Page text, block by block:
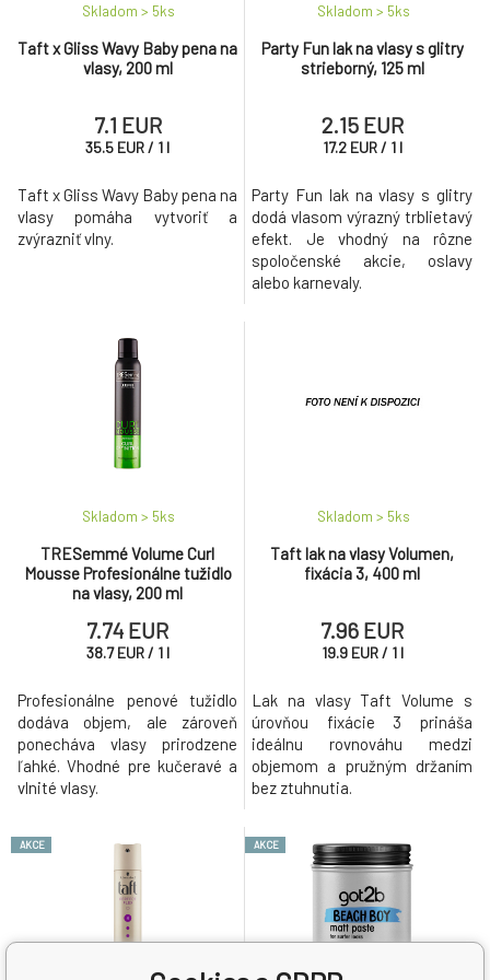
ml
5.38 EUR
Taft lak na vlasy Power Mega, fixácia 5, 400
Taft x Gliss Wavy Baby pena na
vlasy, 200 ml
Skladom > 5ks
7.1 EUR
35.5 EUR/ 1 l
Taft x Gliss Wavy Baby pena na
vlasy pomáha vytvoriť a
zvýrazniť vlny.
Party Fun lak na vlasy s glitry
strieborný, 125 ml
Skladom > 5ks
2.15 EUR
17.2 EUR / 1 l
Party Fun lak na vlasy s glitry
dodá vlasom výrazný trblietavý
efekt. Je vhodný na rôzne
spoločenské akcie, oslavy
alebo karnevaly.
TRESemmé Volume Curl
Mousse Profesionálne tužidlo
na vlasy, 200 ml
Skladom > 5ks
7.74 EUR
38.7 EUR / 1 l
Profesionálne penové tužidlo
dodáva objem, ale zároveň
ponecháva vlasy prirodzene
ľahké. Vhodné pre kučeravé a
vlnité vlasy.
Taft lak na vlasy Volumen,
fixácia 3, 400 ml
Skladom > 5ks
7.96 EUR
19.9 EUR / 1 l
Lak na vlasy Taft Volume s
úrovňou fixácie 3 prináša
ideálnu rovnováhu medzi
objemom a pružným držaním
bez ztuhnutia.
AKCE AKCE